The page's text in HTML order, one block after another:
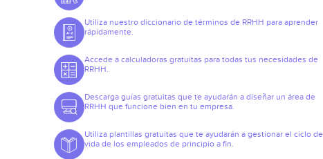
Utiliza nuestro diccionario de términos de RRHH para aprender
rápidamente.
Accede a calculadoras gratuitas para todas tus necesidades de
RRHH.
Descarga guías gratuitas que te ayudarán a diseñar un área de
RRHH que funcione bien en tu empresa.
Utiliza plantillas gratuitas que te ayudarán a gestionar el ciclo de
vida de los empleados de principio a fin.